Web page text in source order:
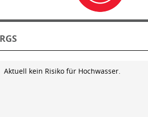
Aktuell kein Risiko für Hochwasser.